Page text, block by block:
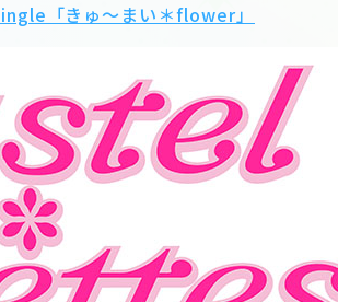
「きゅ～まい＊flower」